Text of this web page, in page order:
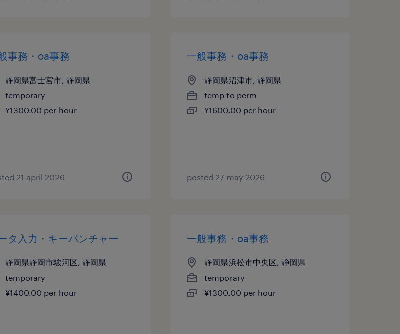
事務・oa事務
静岡県富士宮市, 静岡県
temporary
¥1300.00 per hour
21 april 2026
一般事務・oa事務
静岡県沼津市, 静岡県
temp to perm
¥1600.00 per hour
posted 27 may 2026
タ入力・キーパンチャー
静岡県静岡市駿河区, 静岡県
temporary
¥1400.00 per hour
一般事務・oa事務
静岡県浜松市中央区, 静岡県
temporary
¥1300.00 per hour